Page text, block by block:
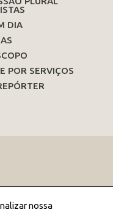
DIA
POR SERVIÇOS
nossa